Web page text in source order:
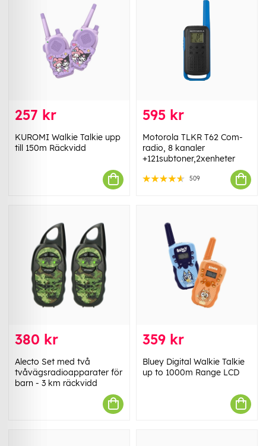
257 kr
KUROMI Walkie Talkie upp
till 150m Räckvidd
595 kr
Motorola TLKR T62 Com-
radio, 8 kanaler
+121subtoner,2xenheter
509
380 kr
Alecto Set med två
tvåvägsradioapparater för
barn - 3 km räckvidd
359 kr
Bluey Digital Walkie Talkie
up to 1000m Range LCD